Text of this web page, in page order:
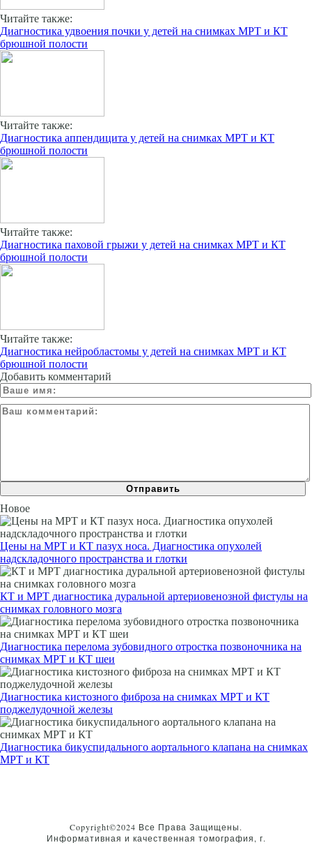
Читайте также:
Диагностика удвоения почки у детей на снимках МРТ и КТ
брюшной полости
Читайте также:
Диагностика аппендицита у детей на снимках МРТ и КТ
брюшной полости
Читайте также:
Диагностика паховой грыжи у детей на снимках МРТ и КТ
брюшной полости
Читайте также:
Диагностика нейробластомы у детей на снимках МРТ и КТ
брюшной полости
Добавить комментарий
Новое
Цены на МРТ и КТ пазух носа. Диагностика опухолей
надскладочного пространства и глотки
КТ и МРТ диагностика дуральной артериовенозной фистулы на
снимках головного мозга
Диагностика перелома зубовидного отростка позвоночника на
снимках МРТ и КТ шеи
Диагностика кистозного фиброза на снимках МРТ и КТ
поджелудочной железы
Диагностика бикуспидального аортального клапана на снимках
МРТ и КТ
Copyright©2024 Все Права Защищены.
Информативная и качественная томография, г.